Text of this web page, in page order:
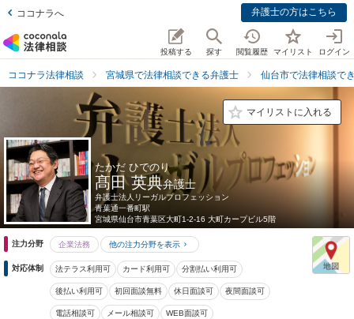
ココナラへ 弁護士の方はこちら
投稿する 探す 閲覧履歴 マイリスト ログイン
ココナラ法律相談 宮城県で法律相談できる弁護士 仙台市で法律相談で
マイリストに入れる
たかだ ひでのり
髙田 英典弁護士
弁護士法人リーガルプロフェッション
青葉通一番町駅
宮城県仙台市青葉区大町1-2-16 大町カープビル5階
注力分野 企業法務 他の注力分野を表示
対応体制 法テラス利用可 カード利用可 分割払い利用可
後払い利用可 初回面談無料 休日面談可 夜間面談可
電話相談可 メール相談可 WEB面談可